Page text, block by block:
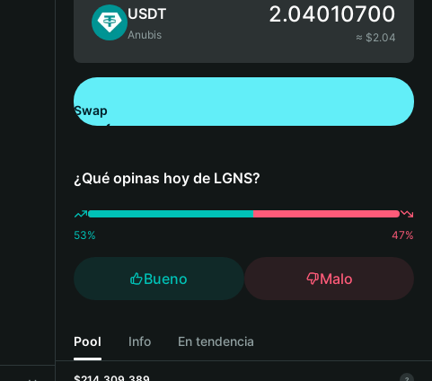
USDT
Anubis
2.04010700
≈ $2.04
Swap
¿Qué opinas hoy de LGNS?
53% 47%
Bueno Malo
Pool Info En tendencia